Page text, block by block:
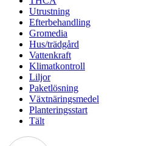
Utrustning
Efterbehandling
Gromedia
Hus/trädgård
Vattenkraft
Klimatkontroll
Liljor
Paketlösning
Växtnäringsmedel
Planteringsstart
Tält